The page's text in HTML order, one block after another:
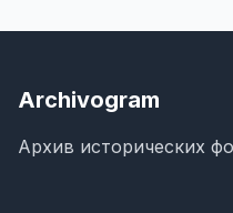
Archivogram
Архив исторических